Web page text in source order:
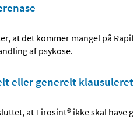
at det kommer mangel på
af psykose.
eller generelt
at Tirosint® ikke skal